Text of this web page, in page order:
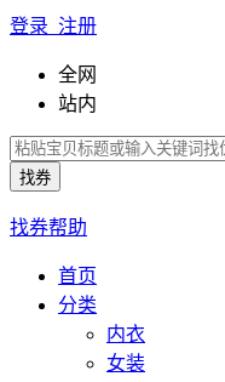
登录 注册
全网
站内
找券帮助
首页
分类
内衣
女装